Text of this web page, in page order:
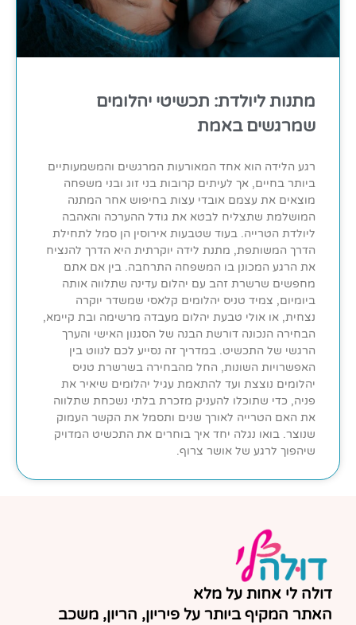
מתנות ליולדת: תכשיטי יהלומים
שמרגשים באמת
רגע הלידה הוא אחד המאורעות המרגשים והמשמעותיים
ביותר בחיים, אך לעיתים קרובות בני זוג ובני משפחה
מוצאים את עצמם אובדי עצות בחיפוש אחר המתנה
המושלמת שתצליח לבטא את גודל ההערכה והאהבה
ליולדת הטרייה. בעוד שטבעות אירוסין הן סמל לתחילת
הדרך המשותפת, מתנת לידה יוקרתית היא הדרך להנציח
את הרגע המכונן בו המשפחה התרחבה. בין אם אתם
מחפשים שרשרת זהב עם יהלום עדינה שתלווה אותה
ביומיום, צמיד טניס יהלומים קלאסי שמשדר יוקרה
נצחית, או אולי טבעת יהלום מעבדה מרשימה ובת קיימא,
הבחירה הנכונה דורשת הבנה של הסגנון האישי והערך
הרגשי של התכשיט. במדריך זה נסייע לכם לנווט בין
האפשרויות השונות, החל מהבחירה בשרשרת טניס
יהלומים נוצצת ועד להתאמת עגיל יהלומים שיאיר את
פניה, כדי שתוכלו להעניק מזכרת בלתי נשכחת שתלווה
את האם הטרייה לאורך שנים ותסמל את הקשר העמוק
שנוצר. בואו נגלה יחד איך בוחרים את התכשיט המדויק
שיהפוך לרגע של אושר צרוף.
דולה לי אחות על מלא
האתר המקיף ביותר על פיריון, הריון, משכב